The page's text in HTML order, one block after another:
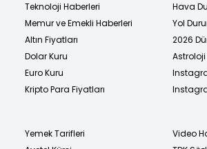
Teknoloji Haberleri
Memur ve Emekli Haberleri
Altın Fiyatları
Dolar Kuru
Euro Kuru
Kripto Para Fiyatları
Hava
Yol
2026
Astroloji
Yemek Tarifleri
Video